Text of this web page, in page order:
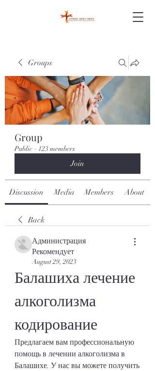
Groups
Group
Public · 123 members
Join
Discussion Media Members About
Back
Администрация
Рекомендует
August 29, 2023
Балашиха лечение
алкоголизма
кодирование
Предлагаем вам профессиональную
помощь в лечении алкоголизма в
Балашихе. У нас вы можете получить